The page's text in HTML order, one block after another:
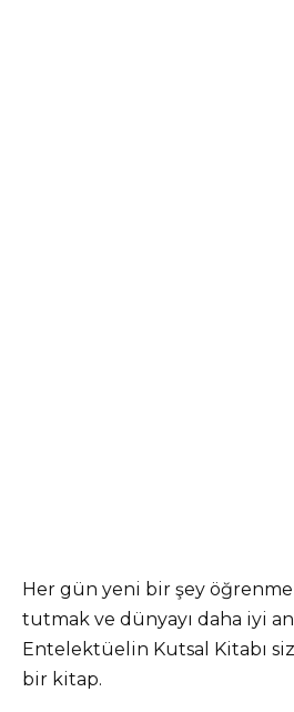
Her gün yeni bir şey
tutmak ve dünyayı daha iyi
Entelektüelin Kutsal Kitabı
bir kitap.